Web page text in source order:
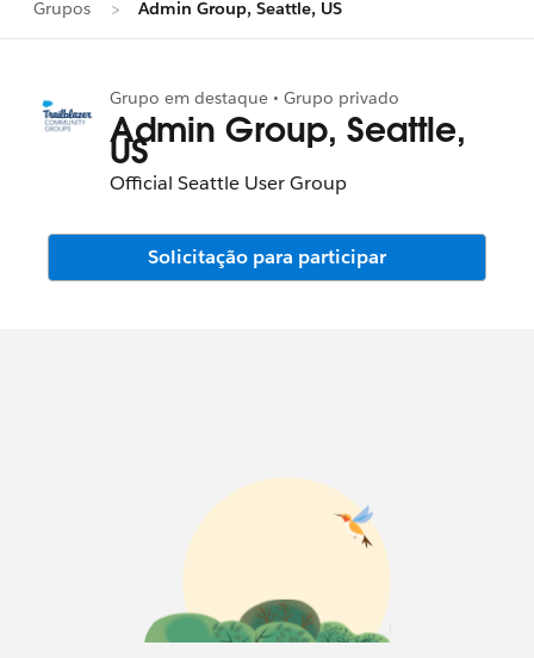
Grupos Admin Group, Seattle, US
Grupo em destaque • Grupo privado
Admin Group, Seattle,
US
Official Seattle User Group
Solicitação para participar